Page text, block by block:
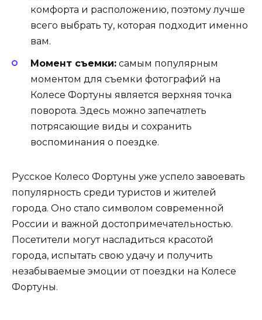
комфорта и расположению, поэтому лучше
всего выбрать ту, которая подходит именно
вам.
Момент съемки: самым популярным
моментом для съемки фотографий на
Колесе Фортуны является верхняя точка
поворота. Здесь можно запечатлеть
потрясающие виды и сохранить
воспоминания о поездке.
Русское Колесо Фортуны уже успело завоевать
популярность среди туристов и жителей
города. Оно стало символом современной
России и важной достопримечательностью.
Посетители могут насладиться красотой
города, испытать свою удачу и получить
незабываемые эмоции от поездки на Колесе
Фортуны.